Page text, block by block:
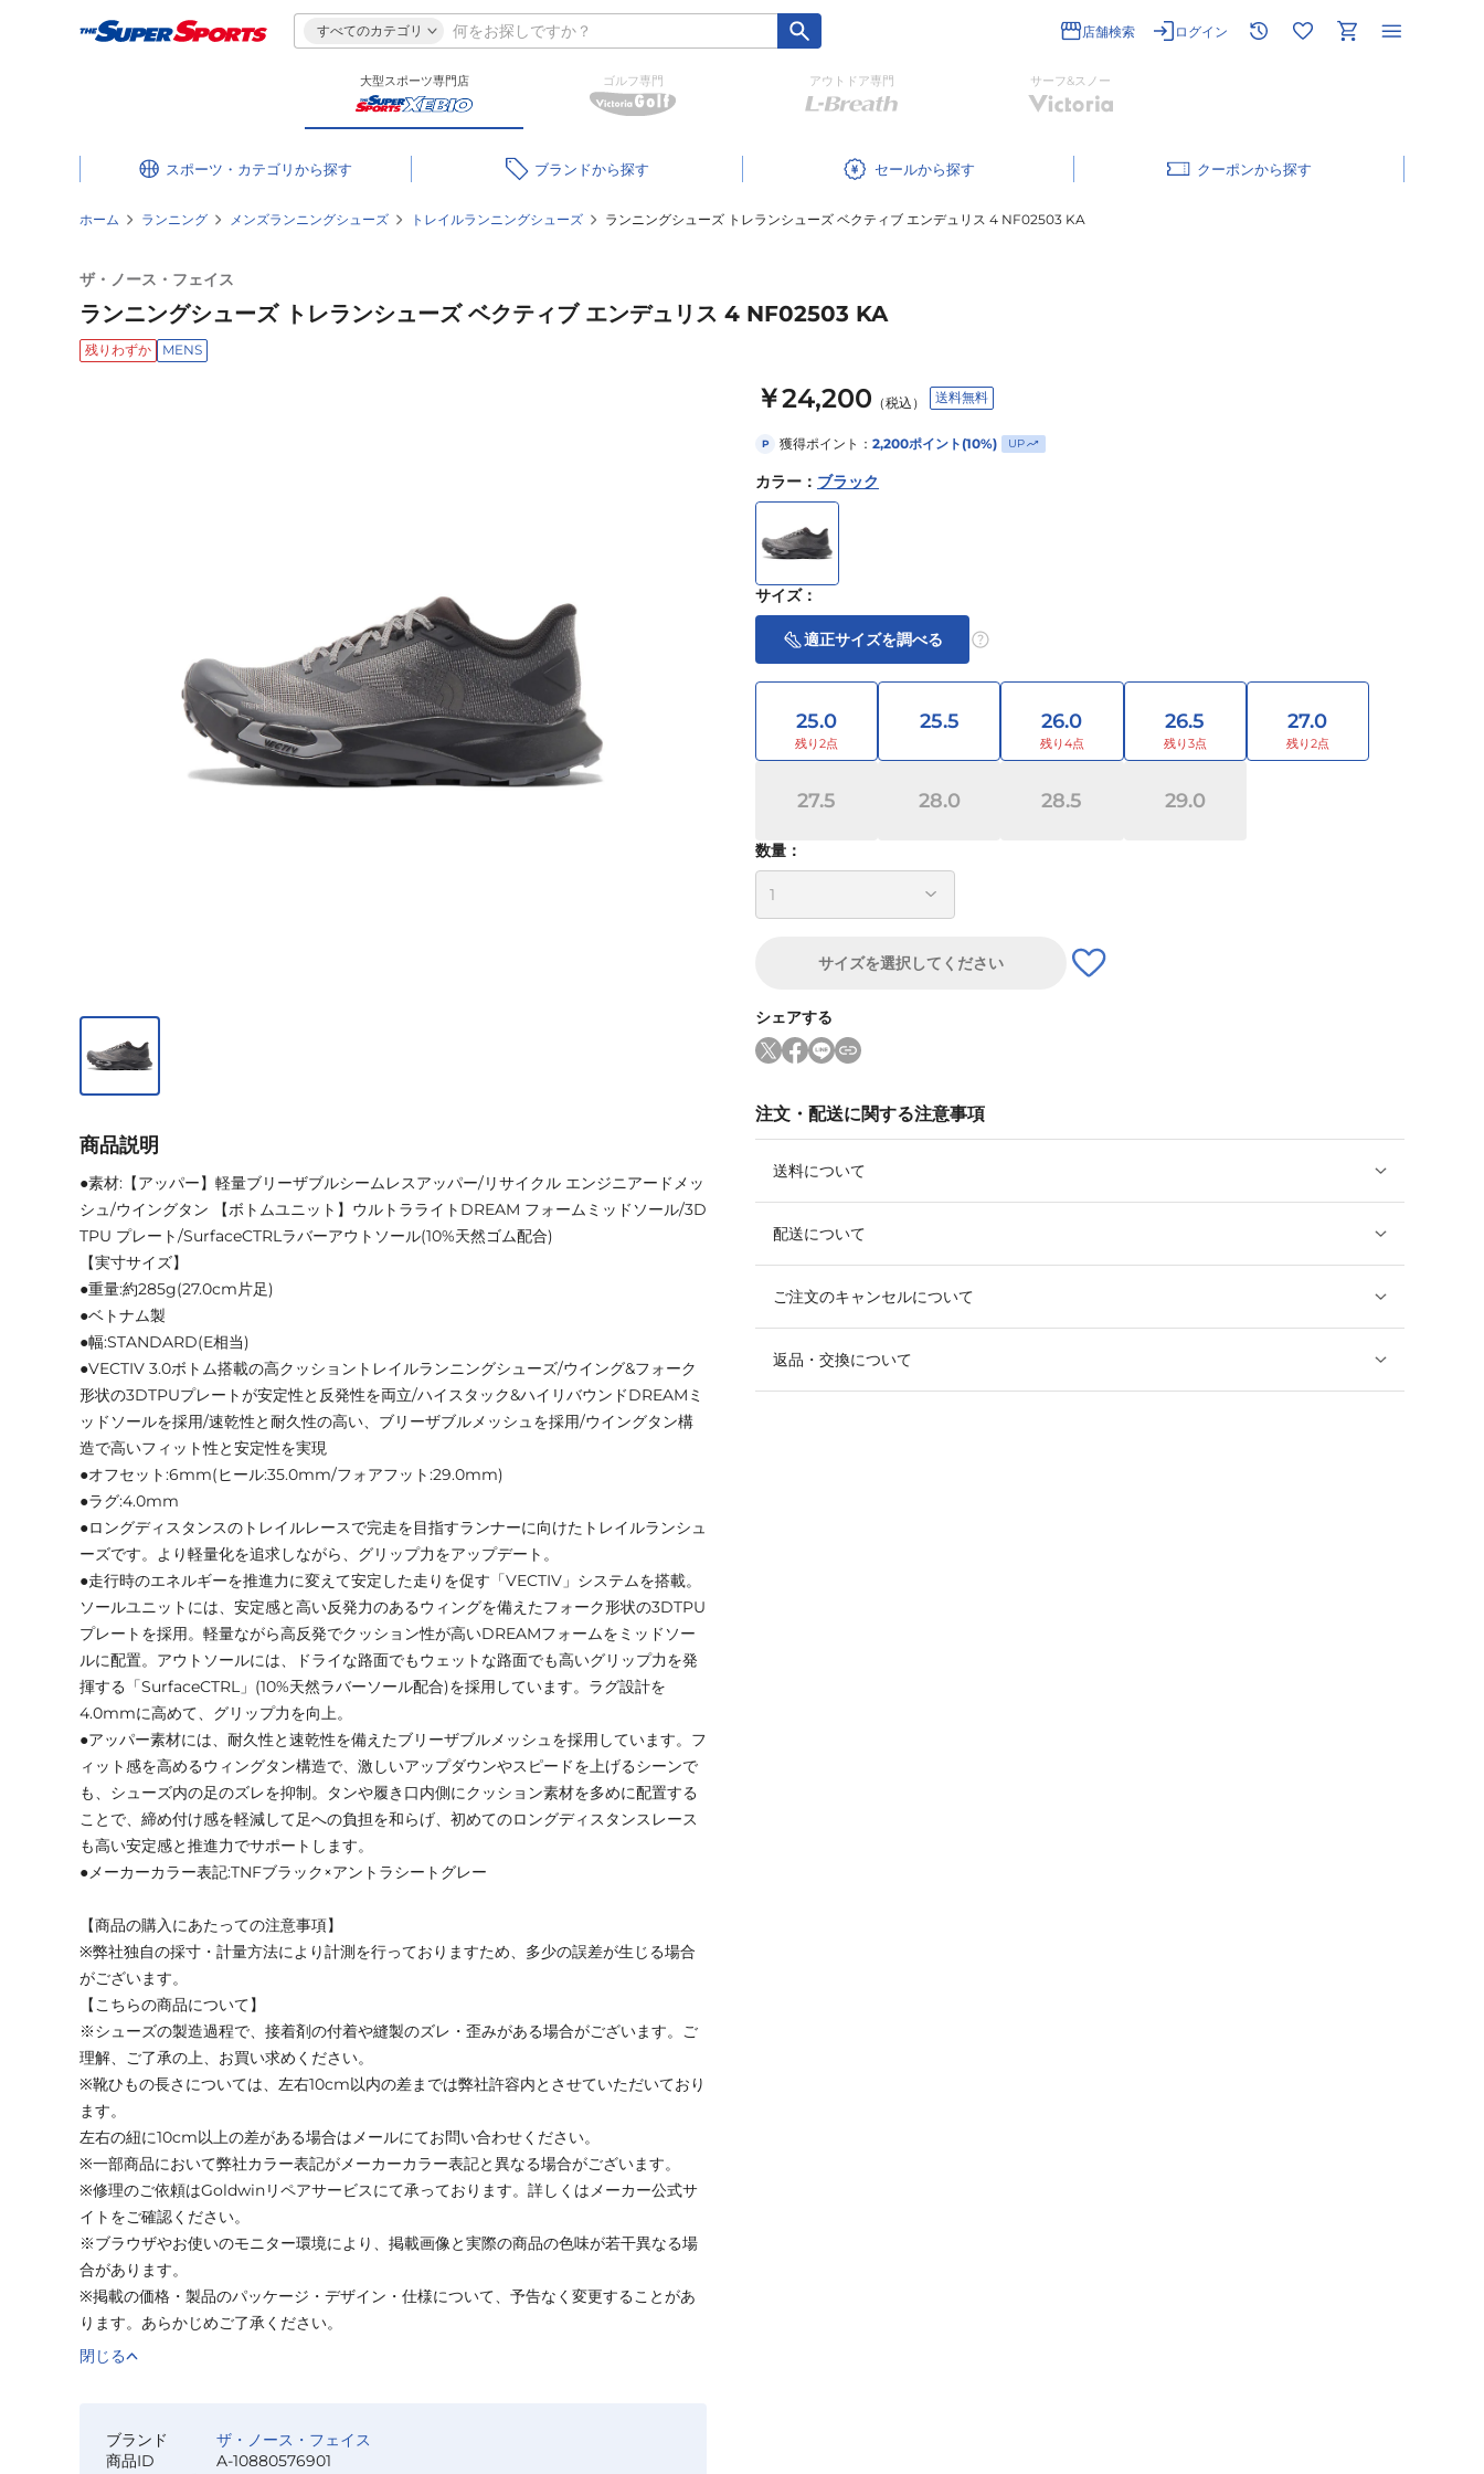
すべてのカテゴリ 店舗検索 ログイン
大型スポーツ専門店 ゴルフ専門 アウトドア専門 サーフ&スノー
スポーツ・カテゴリ ブランド セール クーポン
ホーム ランニング メンズランニングシューズ トレイルランニングシューズ ランニングシューズ トレランシューズ ベクティブ エンデュリス 4 NF02503 KA
ザ・ノース・フェイス
ランニングシューズ トレランシューズ ベクティブ エンデュリス 4 NF02503 KA
残りわずか MENS
￥24,200 （税込） 送料無料
P 獲得ポイント： 2,200ポイント(10%) UP
カラー ： ブラック
サイズ：
適正サイズを調べる
25.0 25.5 26.0 26.5 27.0
27.5 28.0 28.5 29.0
数量：
サイズを選択してください
シェアする
注文・配送に関する注意事項
送料について
配送について
ご注文のキャンセルについて
返品・交換について
商品説明
●素材:【アッパー】軽量ブリーザブルシームレスアッパー/リサイクル エンジニアードメッ
シュ/ウイングタン 【ボトムユニット】ウルトラライトDREAM フォームミッドソール/3D
TPU プレート/SurfaceCTRLラバーアウトソール(10%天然ゴム配合)
【実寸サイズ】
●重量:約285g(27.0cm片足)
●ベトナム製
●幅:STANDARD(E相当)
●VECTIV 3.0ボトム搭載の高クッショントレイルランニングシューズ/ウイング&フォーク
形状の3DTPUプレートが安定性と反発性を両立/ハイスタック&ハイリバウンドDREAMミ
ッドソールを採用/速乾性と耐久性の高い、ブリーザブルメッシュを採用/ウイングタン構
造で高いフィット性と安定性を実現
●オフセット:6mm(ヒール:35.0mm/フォアフット:29.0mm)
●ラグ:4.0mm
●ロングディスタンスのトレイルレースで完走を目指すランナーに向けたトレイルランシュ
ーズです。より軽量化を追求しながら、グリップ力をアップデート。
●走行時のエネルギーを推進力に変えて安定した走りを促す「VECTIV」システムを搭載。
ソールユニットには、安定感と高い反発力のあるウィングを備えたフォーク形状の3DTPU
プレートを採用。軽量ながら高反発でクッション性が高いDREAMフォームをミッドソー
ルに配置。アウトソールには、ドライな路面でもウェットな路面でも高いグリップ力を発
揮する「SurfaceCTRL」(10%天然ラバーソール配合)を採用しています。ラグ設計を
4.0mmに高めて、グリップ力を向上。
●アッパー素材には、耐久性と速乾性を備えたブリーザブルメッシュを採用しています。フ
ィット感を高めるウィングタン構造で、激しいアップダウンやスピードを上げるシーンで
も、シューズ内の足のズレを抑制。タンや履き口内側にクッション素材を多めに配置する
ことで、締め付け感を軽減して足への負担を和らげ、初めてのロングディスタンスレース
も高い安定感と推進力でサポートします。
●メーカーカラー表記:TNFブラック×アントラシートグレー
【商品の購入にあたっての注意事項】
※弊社独自の採寸・計量方法により計測を行っておりますため、多少の誤差が生じる場合
がございます。
【こちらの商品について】
※シューズの製造過程で、接着剤の付着や縫製のズレ・歪みがある場合がございます。ご
理解、ご了承の上、お買い求めください。
※靴ひもの長さについては、左右10cm以内の差までは弊社許容内とさせていただいており
ます。
左右の紐に10cm以上の差がある場合はメールにてお問い合わせください。
※一部商品において弊社カラー表記がメーカーカラー表記と異なる場合がございます。
※修理のご依頼はGoldwinリペアサービスにて承っております。詳しくはメーカー公式サ
イトをご確認ください。
※ブラウザやお使いのモニター環境により、掲載画像と実際の商品の色味が若干異なる場
合があります。
※掲載の価格・製品のパッケージ・デザイン・仕様について、予告なく変更することがあ
ります。あらかじめご了承ください。
閉じる
ブランド
ザ・ノース・フェイス
商品ID
A-10880576901